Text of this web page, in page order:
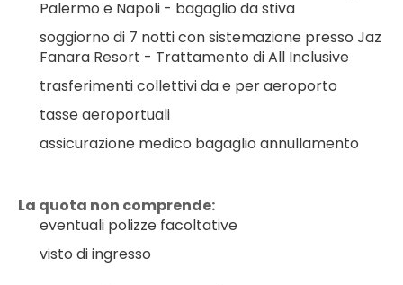
Palermo e Napoli - bagaglio da stiva
soggiorno di 7 notti con sistemazione presso Jaz
Fanara Resort - Trattamento di All Inclusive
trasferimenti collettivi da e per aeroporto
tasse aeroportuali
assicurazione medico bagaglio annullamento
La quota non comprende:
eventuali polizze facoltative
visto di ingresso